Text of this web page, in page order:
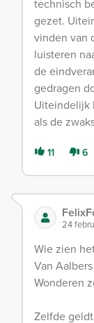
technisch
gezet.
vinden van
luisteren
de
gedragen
Uiteindelijk
als de
11 6
24
Wie zien
Van
Wonderen
Zelfde